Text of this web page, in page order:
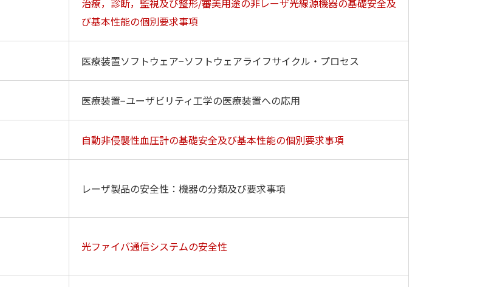
治療，診断，監視及び整形/審美用途の非レーザ光線源機器の基礎安全及
び基本性能の個別要求事項
医療装置ソフトウェア−ソフトウェアライフサイクル・プロセス
医療装置−ユーザビリティ工学の医療装置への応用
自動非侵襲性血圧計の基礎安全及び基本性能の個別要求事項
レーザ製品の安全性：機器の分類及び要求事項
光ファイバ通信システムの安全性